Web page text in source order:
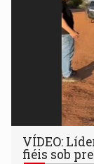
VÍDEO:
fiéis sob